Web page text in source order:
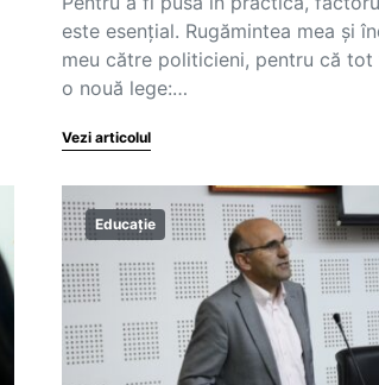
este esențial. Rugămintea mea și
meu către politicieni, pentru că
o nouă lege:…
Vezi articolul
Educație